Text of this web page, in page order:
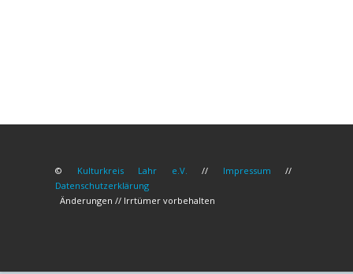
© Kulturkreis Lahr e.V. // Impressum //
Datenschutzerklärung
Änderungen // Irrtümer vorbehalten